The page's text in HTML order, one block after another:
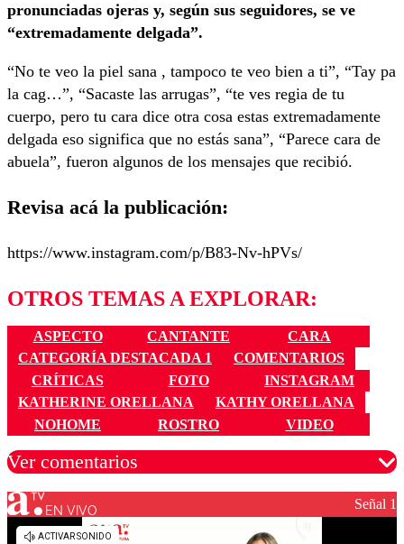
pronunciadas ojeras y, según sus seguidores, se ve
“extremadamente delgada”.
“No te veo la piel sana , tampoco te veo bien a ti”, “Tay pa
la cag…”, “Sacaste las arrugas”, “te ves regia de tu
cuerpo, pero tu cara dice otra cosa estas extremadamente
delgada eso significa que no estás sana”, “Parece cara de
abuela”, fueron algunos de los mensajes que recibió.
Revisa acá la publicación:
https://www.instagram.com/p/B83-Nv-hPVs/
OTROS TEMAS A EXPLORAR:
ASPECTO CANTANTE
CARA
CATEGORÍA DESTACADA 1
COMENTARIOS
CRÍTICAS
FOTO
INSTAGRAM
KATHERINE ORELLANA
KATHY ORELLANA
NOHOME
ROSTRO VIDEO
Ver comentarios
Los comentarios son moderados para garantizar un
diálogo respetuoso.
EN VIVO Señal 1